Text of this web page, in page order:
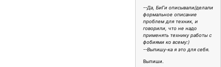
--Да, БиГи описывали/делали
формальное описание
проблем для техник, и
говорили, что не надо
применять технику работы с
фобиями ко всему:)
--Выпишу-ка я это для себя.
Выпиши.